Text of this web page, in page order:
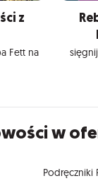
z
Fett na
w
Podręczniki